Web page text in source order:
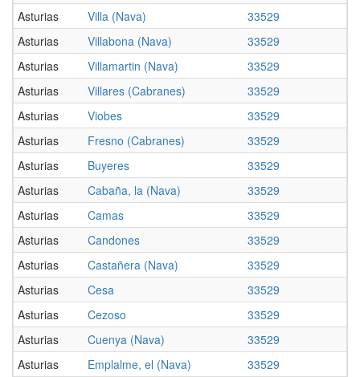
Asturias
Villa (Nava)
33529
Asturias
Villabona (Nava)
33529
Asturias
Villamartin (Nava)
33529
Asturias
Villares (Cabranes)
33529
Asturias
Viobes
33529
Asturias
Fresno (Cabranes)
33529
Asturias
Buyeres
33529
Asturias
Cabaña, la (Nava)
33529
Asturias
Camas
33529
Asturias
Candones
33529
Asturias
Castañera (Nava)
33529
Asturias
Cesa
33529
Asturias
Cezoso
33529
Asturias
Cuenya (Nava)
33529
Asturias
Emplalme, el (Nava)
33529